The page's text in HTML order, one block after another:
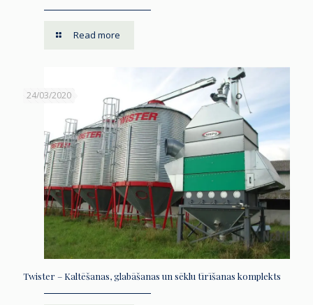
Read more
24/03/2020
Twister – Kaltēšanas, glabāšanas un sēklu tīrīšanas komplekts